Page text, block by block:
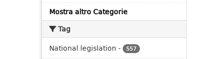
Mostra altro Categorie
Tag
National legislation - 557